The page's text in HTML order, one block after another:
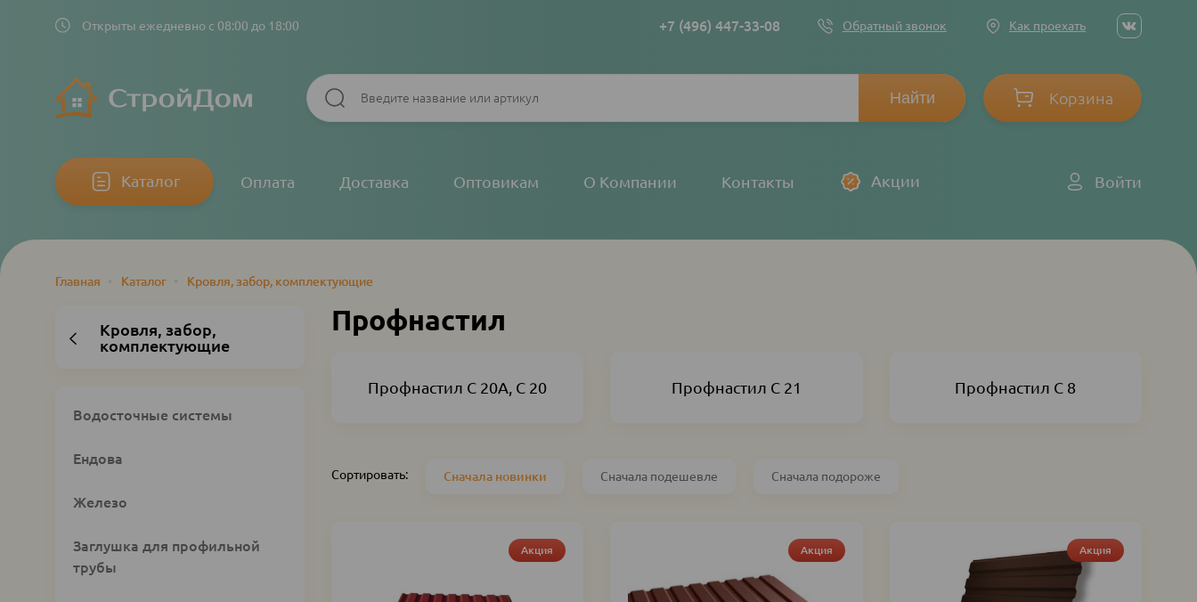
Открыты ежедневно с 08:00 до 18:00 +7 (496) 447-33-08 Обратный звонок Как проехать
Social
links
Корзина
Основная
навигация
Каталог Оплата Доставка Оптовикам О Компании Контакты Акции
LogВойти
Строка
Главная Каталог Кровля, забор, комплектующие
Кровля, забор,
комплектующие
Custom
block
Водосточные системы
Ендова
Железо
Заглушка для профильной
трубы
Профнастил
Профнастил С 20А, С 20 Профнастил С 21 Профнастил С 8
Сортировать: Сначала новинки Сначала подешевле Сначала подороже
Акция Акция Акция